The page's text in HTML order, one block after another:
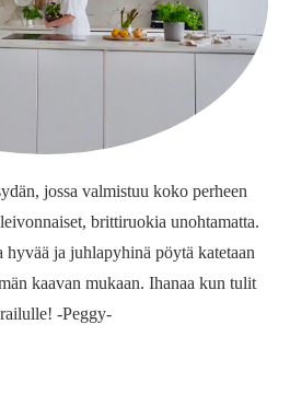
jossa valmistuu koko perheen
brittiruokia unohtamatta.
hyvää ja juhlapyhinä pöytä katetaan
kaavan mukaan. Ihanaa kun tulit
-Peggy-